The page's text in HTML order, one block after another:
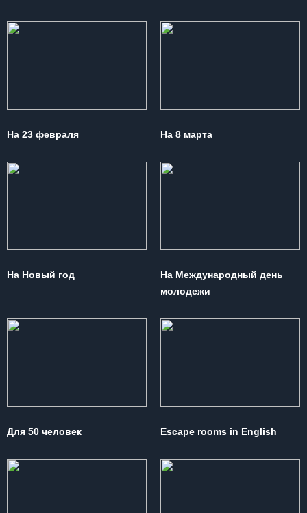
На 23 февраля На 8 марта
На Новый год
На Международный день
молодежи
Для 50 человек Escape rooms in English